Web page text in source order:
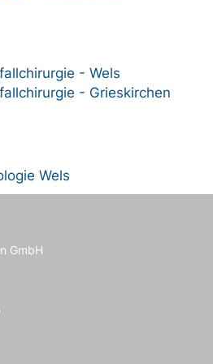
- Wels
- Grieskirchen
Wels
GmbH